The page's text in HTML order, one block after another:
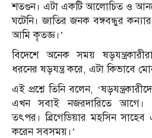
শতগুন। এটা একটি আলোচিত ও
ঘটেনি। জাতির জনক বঙ্গবন্ধুর কন্যার
আমি কৃতজ্ঞ।’
বিদেশে অনেক সময়
ধরনের ষড়যন্ত্র করে, এটা কিভাবে
এই প্রশ্নে তিনি বলেন,
এখন সবাই নজরদারিতে আগে।
তৎপর। ব্রিগেডিয়ার মহসিন সাহেব
করেন সবসময়।’